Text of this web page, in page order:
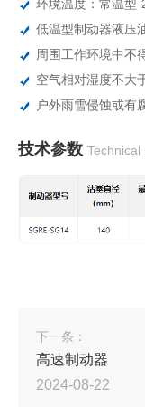
环境温度：常温型-
低温型制动器液压
周围工作环境中不
空气相对湿度不大
户外雨雪侵蚀或有
技术参数
下一条：
高速制动器
2024-08-22